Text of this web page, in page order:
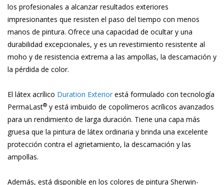
los profesionales a alcanzar resultados exteriores
impresionantes que resisten el paso del tiempo con menos
manos de pintura. Ofrece una capacidad de ocultar y una
durabilidad excepcionales, y es un revestimiento resistente al
moho y de resistencia extrema a las ampollas, la descamación y
la pérdida de color.
El látex acrílico Duration Exterior está formulado con tecnología
PermaLast® y está imbuido de copolímeros acrílicos avanzados
para un rendimiento de larga duración. Tiene una capa más
gruesa que la pintura de látex ordinaria y brinda una excelente
protección contra el agrietamiento, la descamación y las
ampollas.
Además, está disponible en los colores de pintura Sherwin-